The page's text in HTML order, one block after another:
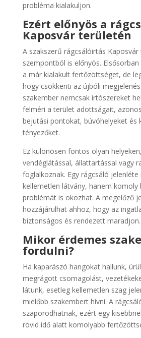
probléma kialakuljon.
Ezért előnyös a
Kaposvár területén
A szakszerű rágcsálóirtás
szempontból is előnyös.
a már kialakult fertőzöttséget, de
hogy csökkenti az újbóli
szakember nemcsak irtószereket
felméri a terület adottságait,
bejutási pontokat, búvóhelyeket és
tényezőket.
Ez különösen fontos olyan
vendéglátással, állattartással vagy
foglalkoznak. Egy rágcsáló jelenléte
kellemetlen látvány, hanem komoly
problémát is okozhat. A megelőző
hozzájárulhat ahhoz, hogy az
biztonságos és rendezett maradjon.
Mikor érdemes
fordulni?
Ha kaparászó hangokat hallunk,
megrágott csomagolást,
látunk, esetleg kellemetlen szag
mielőbb szakembert hívni. A
szaporodhatnak, ezért egy
rövid idő alatt komolyabb